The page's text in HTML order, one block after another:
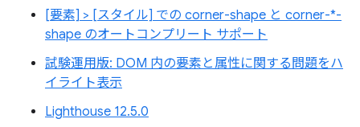
[要素] > [スタイル] での corner-shape と corner-*-
shape のオートコンプリート サポート
試験運用版: DOM 内の要素と属性に関する問題をハ
イライト表示
Lighthouse 12.5.0